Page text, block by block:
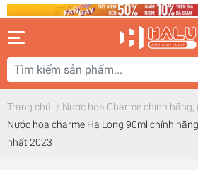
Trang chủ / Nước hoa Charme chính
Nước hoa charme Hạ Long 90ml chính
nhất 2023